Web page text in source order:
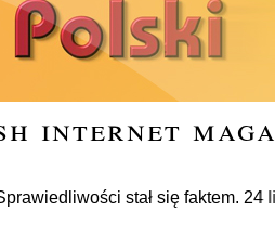
internet
stał się faktem. 24